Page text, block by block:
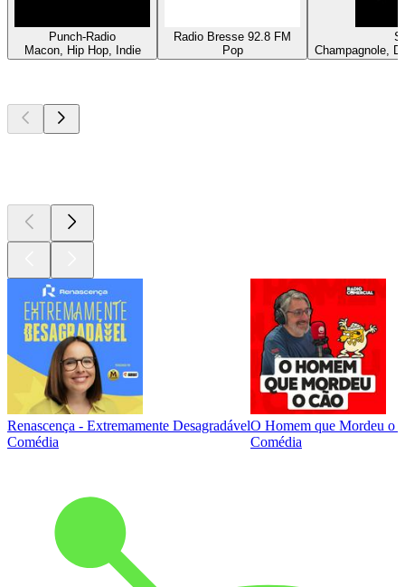
Punch-Radio
Macon, Hip Hop, Indie
Radio Bresse 92.8 FM
Pop
Champagnole,
Renascença - Extremamente Desagradável
Comédia
O Homem que Mordeu o
Comédia